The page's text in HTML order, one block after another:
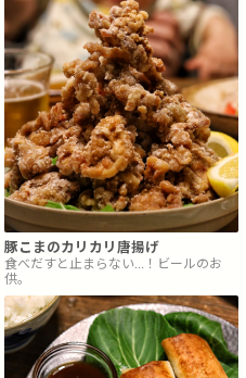
豚こまのカリカリ唐揚げ
食べだすと止まらない…！ビールのお
供。